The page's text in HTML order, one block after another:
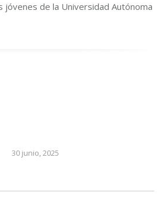
jóvenes de la Universidad Autónoma
30 junio, 2025